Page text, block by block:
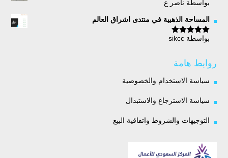
تم التقييم5
بواسطة ناصر ع
المساحة الذهبية في منتدى اشراق العالم
تم التقييم5
بواسطة sikcc
روابط هامة
سياسة الاستخدام والخصوصية
سياسة الاسترجاع والاستبدال
التوجيهات والشروط واتفاقية البيع